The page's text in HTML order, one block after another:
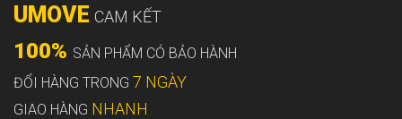
UMOVE CAM KẾT
100% SẢN PHẨM CÓ BẢO HÀNH
ĐỔI HÀNG TRONG 7 NGÀY
GIAO HÀNG NHANH